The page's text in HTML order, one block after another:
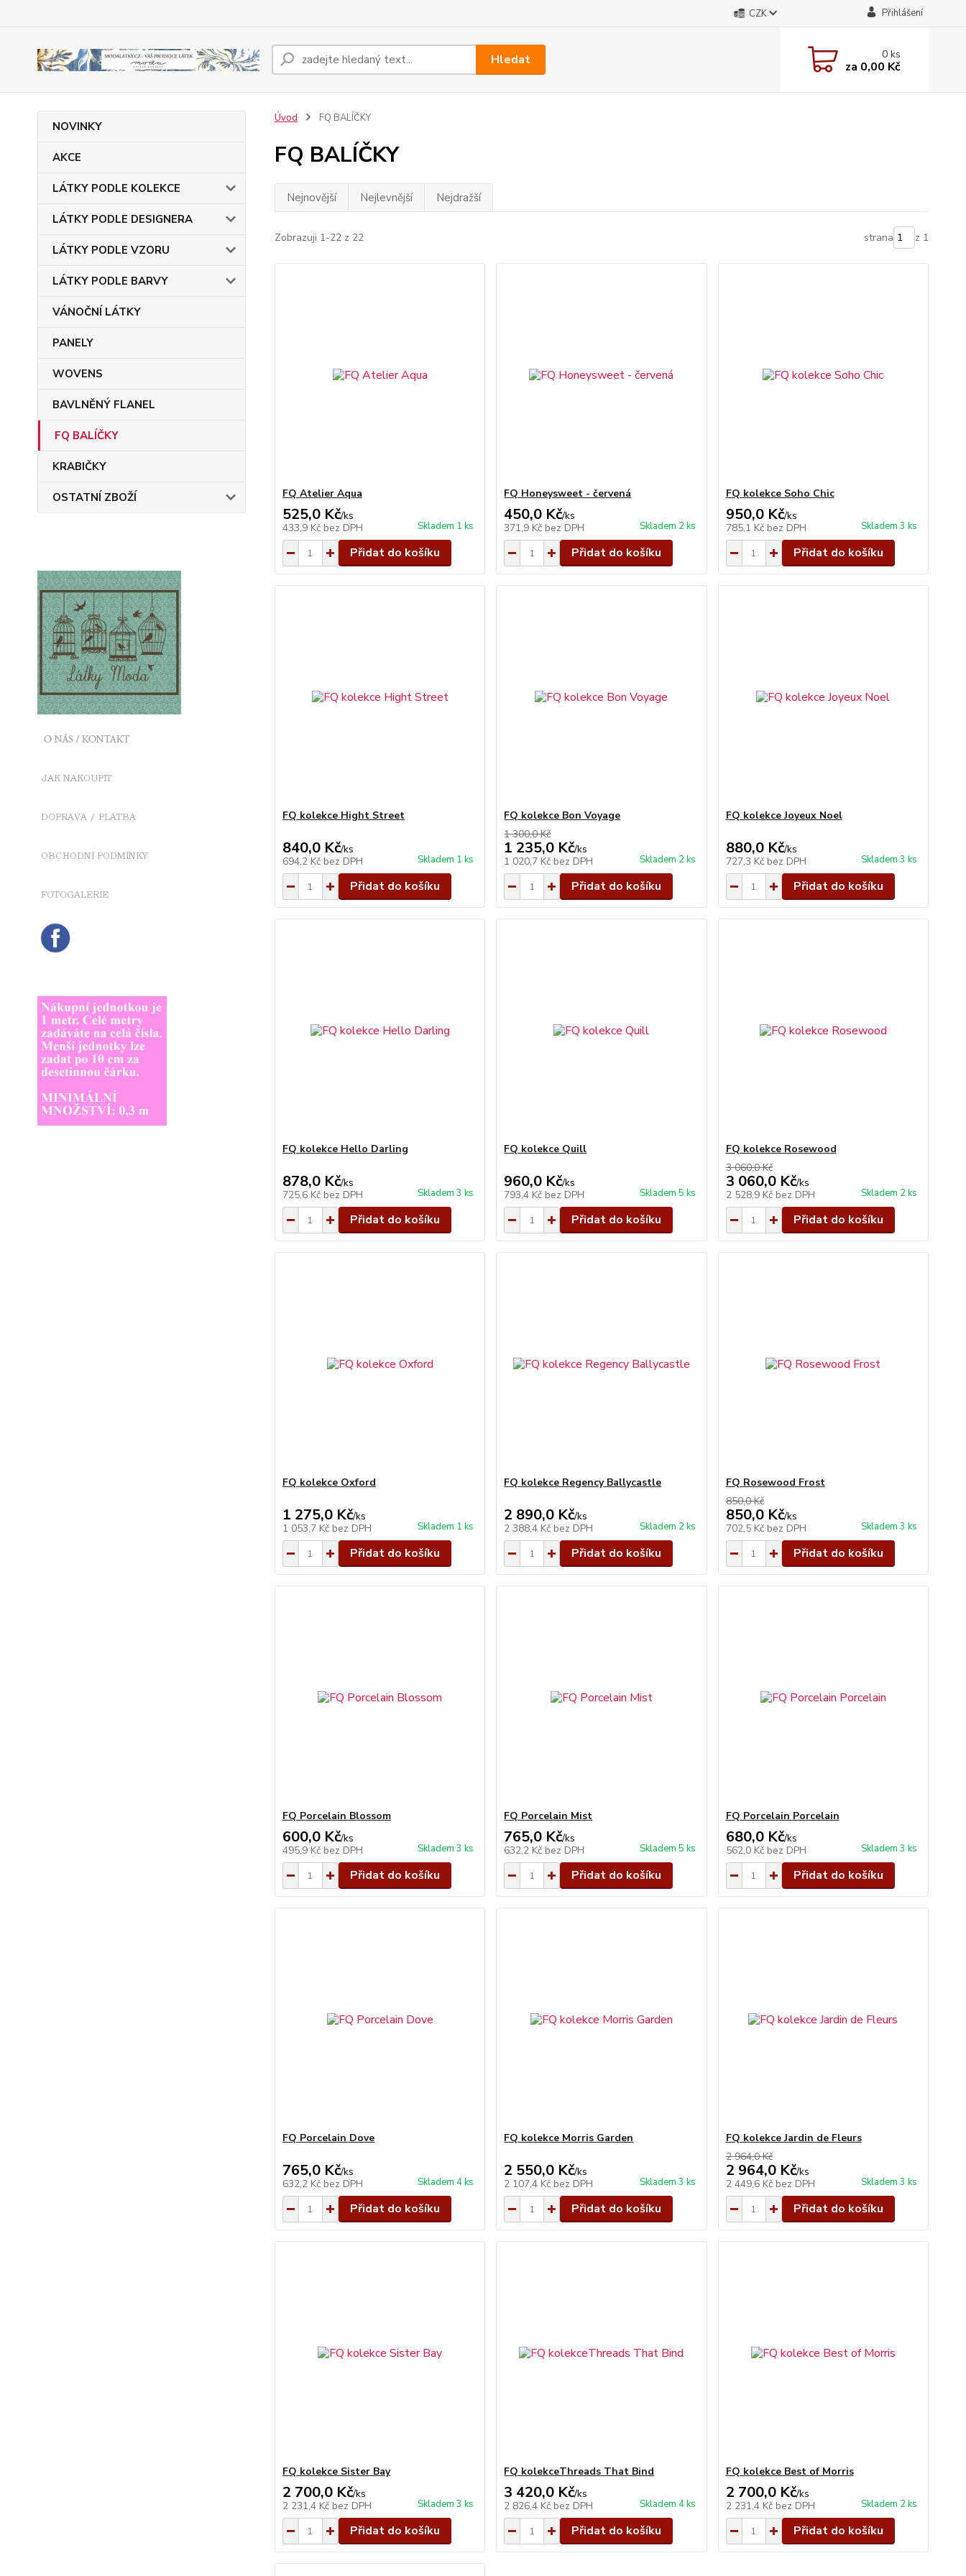
CZK Přihlášení
Hledat 0ks
za 0,00 Kč
NOVINKY
AKCE
LÁTKY PODLE KOLEKCE
LÁTKY PODLE DESIGNERA
LÁTKY PODLE VZORU
LÁTKY PODLE BARVY
VÁNOČNÍ LÁTKY
PANELY
WOVENS
BAVLNĚNÝ FLANEL
FQ BALÍČKY
KRABIČKY
OSTATNÍ ZBOŽÍ
Úvod FQ BALÍČKY
FQ BALÍČKY
Nejnovější Nejlevnější Nejdražší
Zobrazuji 1-22 z 22 strana z 1
FQ Atelier Aqua
525,0 Kč/ks
433,9 Kč bez DPH Skladem 1 ks
Přidat do košíku
FQ Honeysweet - červená
450,0 Kč/ks
371,9 Kč bez DPH Skladem 2 ks
Přidat do košíku
FQ kolekce Soho Chic
950,0 Kč/ks
785,1 Kč bez DPH Skladem 3 ks
Přidat do košíku
FQ kolekce Hight Street
840,0 Kč/ks
694,2 Kč bez DPH Skladem 1 ks
Přidat do košíku
FQ kolekce Bon Voyage
1 300,0 Kč
1 235,0 Kč/ks
1 020,7 Kč bez DPH Skladem 2 ks
Přidat do košíku
FQ kolekce Joyeux Noel
880,0 Kč/ks
727,3 Kč bez DPH Skladem 3 ks
Přidat do košíku
FQ kolekce Hello Darling
878,0 Kč/ks
725,6 Kč bez DPH Skladem 3 ks
Přidat do košíku
FQ kolekce Quill
960,0 Kč/ks
793,4 Kč bez DPH Skladem 5 ks
Přidat do košíku
FQ kolekce Rosewood
3 060,0 Kč
3 060,0 Kč/ks
2 528,9 Kč bez DPH Skladem 2 ks
Přidat do košíku
FQ kolekce Oxford
1 275,0 Kč/ks
1 053,7 Kč bez DPH Skladem 1 ks
Přidat do košíku
FQ kolekce Regency Ballycastle
2 890,0 Kč/ks
2 388,4 Kč bez DPH Skladem 2 ks
Přidat do košíku
FQ Rosewood Frost
850,0 Kč
850,0 Kč/ks
702,5 Kč bez DPH Skladem 3 ks
Přidat do košíku
FQ Porcelain Blossom
600,0 Kč/ks
495,9 Kč bez DPH Skladem 3 ks
Přidat do košíku
FQ Porcelain Mist
765,0 Kč/ks
632,2 Kč bez DPH Skladem 5 ks
Přidat do košíku
FQ Porcelain Porcelain
680,0 Kč/ks
562,0 Kč bez DPH Skladem 3 ks
Přidat do košíku
FQ Porcelain Dove
765,0 Kč/ks
632,2 Kč bez DPH Skladem 4 ks
Přidat do košíku
FQ kolekce Morris Garden
2 550,0 Kč/ks
2 107,4 Kč bez DPH Skladem 3 ks
Přidat do košíku
FQ kolekce Jardin de Fleurs
2 964,0 Kč
2 964,0 Kč/ks
2 449,6 Kč bez DPH Skladem 3 ks
Přidat do košíku
FQ kolekce Sister Bay
2 700,0 Kč/ks
2 231,4 Kč bez DPH Skladem 3 ks
Přidat do košíku
FQ kolekceThreads That Bind
3 420,0 Kč/ks
2 826,4 Kč bez DPH Skladem 4 ks
Přidat do košíku
FQ kolekce Best of Morris
2 700,0 Kč/ks
2 231,4 Kč bez DPH Skladem 2 ks
Přidat do košíku